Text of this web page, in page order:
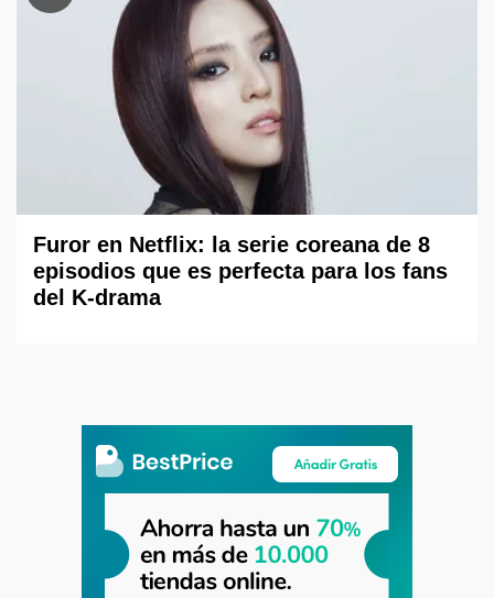
Furor en Netflix: la serie coreana de 8
episodios que es perfecta para los fans
del K-drama